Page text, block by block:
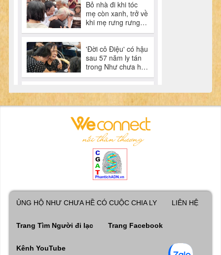
ỦNG HỘ NHƯ CHƯA HỀ CÓ CUỘC CHIA LY LIÊN HỆ
Trang Tìm Người đi lạc Trang Facebook
Kênh YouTube